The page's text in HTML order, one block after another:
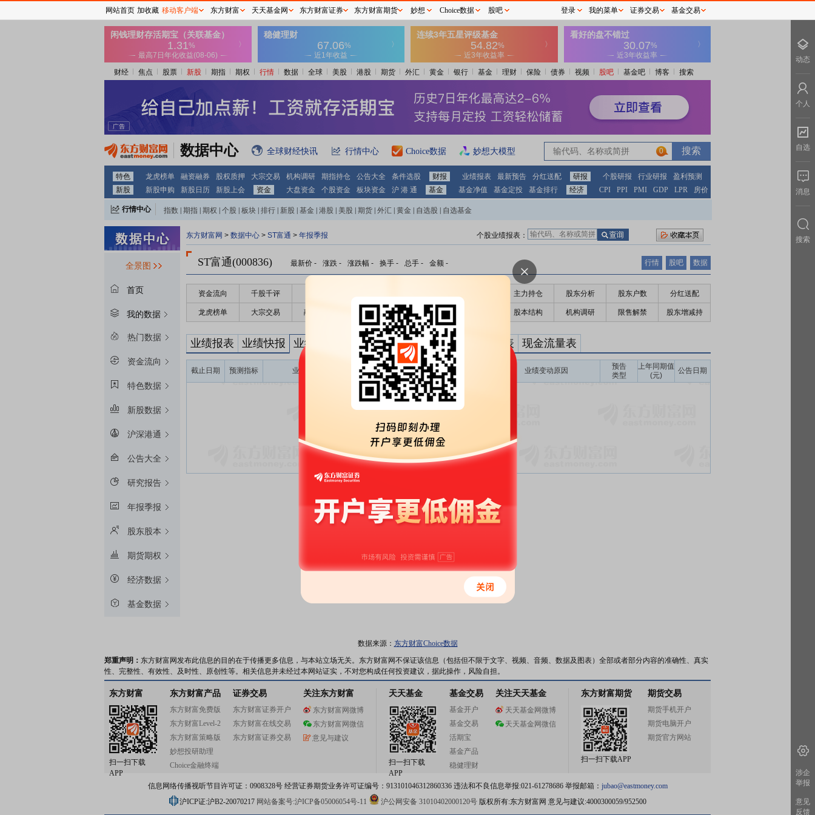
财经 焦点 股票 新股 期指 期权 行情 数据 全球 美股 港股 期货 外汇 黄金 银行 基金 理财 保险 债券 视频 股吧 基金吧 博客 搜索
数据中心 全球财经快讯 行情中心 Choice数据 妙想大模型 0
特色 龙虎榜单 融资融券 股权质押 大宗交易 机构调研 期指持仓 公告大全 条件选股 财报 业绩报表 最新预告 分红送配 研报 个股研报 行业研报
盈利预测
新股
新股申购 新股日历 新股上会 资金 大盘资金 个股资金 板块资金 沪 港 通 基金 基金净值 基金定投 基金排行 经济 CPI PPI PMI GDP LPR 房价
行情中心 指数 期指 期权 个股 板块 排行 新股 基金 港股 美股 期货 外汇 黄金 自选股 自选基金
全景图
首页
我的数据
热门数据
资金流向
特色数据
新股数据
沪深港通
公告大全
研究报告
年报季报
股东股本
期货期权
经济数据
基金数据
东方财富网 > 数据中心 > ST富通 > 年报季报 个股业绩报表：
ST富通(000836) 最新价 - 涨跌 - 涨跌幅 - 换手 - 总手 - 金额 - 行情 股吧 数据
资金流向 千股千评 主力持仓 股东分析 股东户数 分红送配
龙虎榜单 大宗交易 融资融券 高管持股 股东大会 股本结构 机构调研 限售解禁 股东增减持
业绩报表 业绩快报 业绩预告 预约披露时间 资产负债表 利润表 现金流量表
截止日期 预测指标 业绩变动 预测数值(元) 业绩变动同比 业绩变动环比 业绩变动原因
预告
类型
上年同期值
(元)
公告日期
暂无数据
数据来源： 东方财富Choice数据
郑重声明： 东方财富网发布此信息的目的在于传播更多信息，与本站立场无关。东方财富网不保证该信息（包括但不限于文字、视频、音频、数据及图表）全部或者部分内容的准确性、真实
性、完整性、有效性、及时性、原创性等。相关信息并未经过本网站证实，不对您构成任何投资建议，据此操作，风险自担。
东方财富
扫一扫下载
APP
东方财富产品
东方财富免费版
东方财富Level-2
东方财富策略版
妙想投研助理
Choice金融终端
证券交易
东方财富证券开户
东方财富在线交易
东方财富证券交易
关注东方财富
东方财富网微博
东方财富网微信
意见与建议
天天基金
扫一扫下载
APP
基金交易
基金开户
基金交易
活期宝
基金产品
稳健理财
关注天天基金
天天基金网微博
天天基金网微信
东方财富期货
扫一扫下载APP
期货交易
期货手机开户
期货电脑开户
期货官方网站
信息网络传播视听节目许可证：0908328号 经营证券期货业务许可证编号：913101046312860336 违法和不良信息举报:021-61278686 举报邮箱： jubao@eastmoney.com
沪ICP证:沪B2-20070217 网站备案号:沪ICP备05006054号-11 沪公网安备 31010402000120号版权所有:东方财富网 意见与建议:4000300059/952500
网站首页 加收藏 移动客户端 东方财富 天天基金网 东方财富证券 东方财富期货 妙想 Choice数据 股吧 登录 我的菜单 证券交易 基金交易
动态
个人
自选
消息
搜索
涉企
举报
意见
反馈